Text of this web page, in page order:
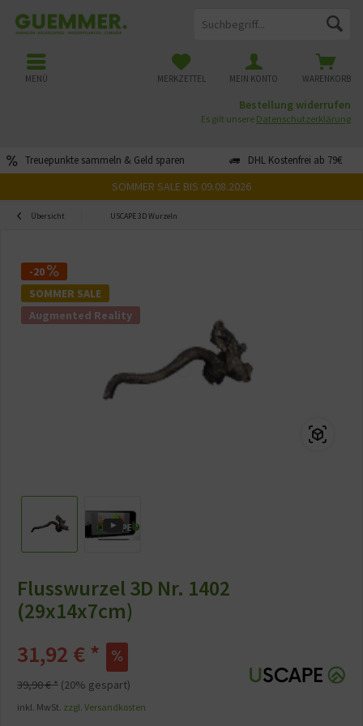
Treuepunkte sammeln & Geld sparen DHL Kostenfrei ab 79€
WARENKORB
MERKZETTEL MEIN KONTO
MENÜ
Bestellung widerrufen
Es gilt unsere Datenschutzerklärung
SOMMER SALE BIS 09.08.2026
Übersicht USCAPE 3D Wurzeln
-20
SOMMER SALE
Augmented Reality
Flusswurzel 3D Nr. 1402
(29x14x7cm)
31,92 € *
39,90 € * (20% gespart)
inkl. MwSt. zzgl. Versandkosten